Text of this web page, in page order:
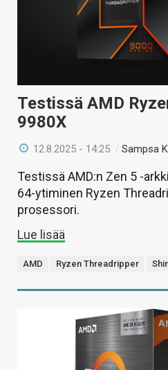
Testissä AMD
9980X
12.8.2025 - 14:25 /Sampsa
Testissä AMD:n Zen 5 -
64-ytiminen Ryzen
prosessori.
Lue lisää
AMD Ryzen Threadripper